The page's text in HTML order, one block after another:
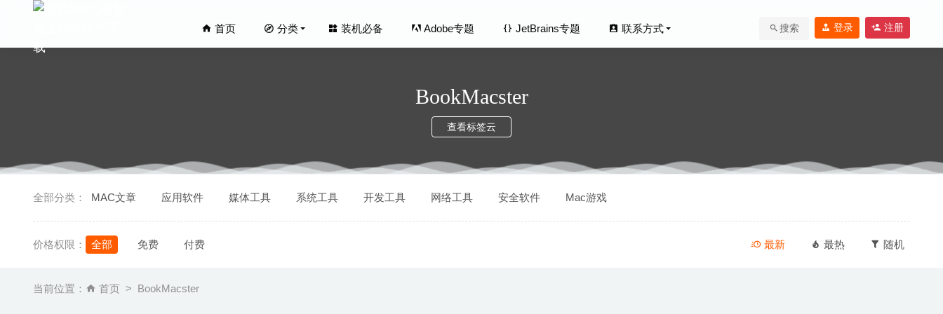
首页 分类 装机必备 Adobe专题 JetBrains专题 联系方式 搜索 登录 注册
BookMacster
查看标签云
全部分类： MAC文章 应用软件 媒体工具 系统工具 开发工具 网络工具 安全软件 Mac游戏
价格权限： 全部 免费 付费 最新 最热 随机
当前位置： 首页 BookMacster